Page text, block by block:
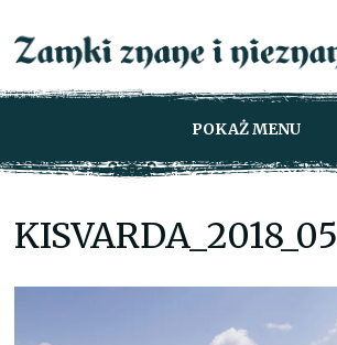
POKAŻ MENU
KISVARDA_2018_05